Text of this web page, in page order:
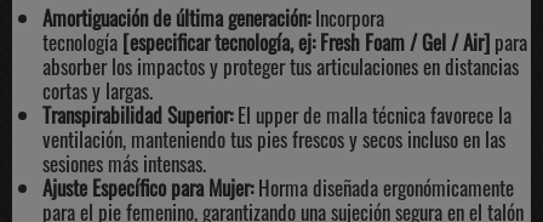
Amortiguación de última generación:Incorpora
tecnología [especificar tecnología, ej: Fresh Foam / Gel / Air] para
absorber los impactos y proteger tus articulaciones en distancias
cortas y largas.
Transpirabilidad Superior:El upper de malla técnica favorece la
ventilación, manteniendo tus pies frescos y secos incluso en las
sesiones más intensas.
Ajuste Específico para Mujer:Horma diseñada ergonómicamente
para el pie femenino, garantizando una sujeción segura en el talón